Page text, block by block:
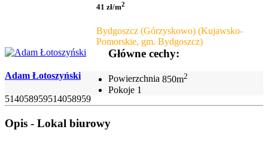
41 zł/m2
Bydgoszcz (Górzyskowo) (Kujawsko-
Pomorskie, gm. Bydgoszcz)
Adam Łotoszyński
514058959514058959
Główne cechy:
Powierzchnia 850m2
Pokoje 1
Opis - Lokal biurowy